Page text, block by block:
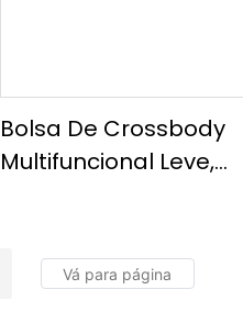
Bolsa De Crossbody
Multifuncional Leve,
Grande Capacidade